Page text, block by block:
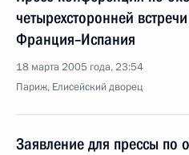
четырехсторонней
Франция–Испания
18 марта 2005 года, 23:54
Париж, Елисейский дворец
Заявление для прессы по